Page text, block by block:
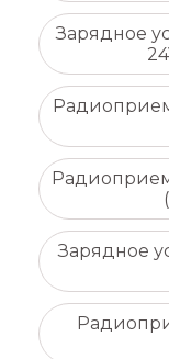
Зарядное
Зарядное